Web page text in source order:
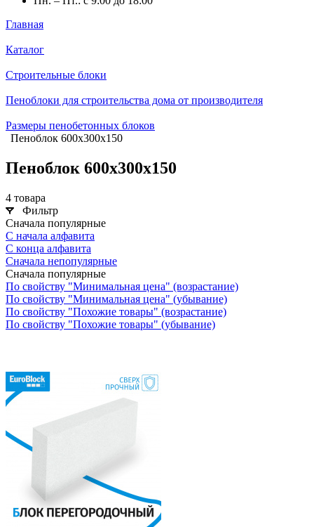
Главная
Каталог
Строительные блоки
Пеноблоки для строительства дома от производителя
Размеры пенобетонных блоков
Пеноблок 600х300х150
Пеноблок 600х300х150
4 товара
Фильтр
Сначала популярные
С начала алфавита
С конца алфавита
Сначала непопулярные
Сначала популярные
По свойству "Минимальная цена" (возрастание)
По свойству "Минимальная цена" (убывание)
По свойству "Похожие товары" (возрастание)
По свойству "Похожие товары" (убывание)